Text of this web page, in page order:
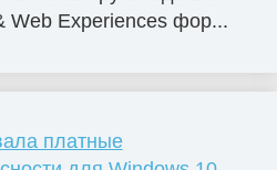
Web Experiences фор...
платные